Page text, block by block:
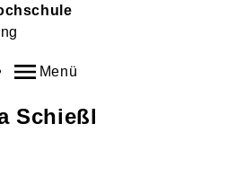
Menü
Schießl